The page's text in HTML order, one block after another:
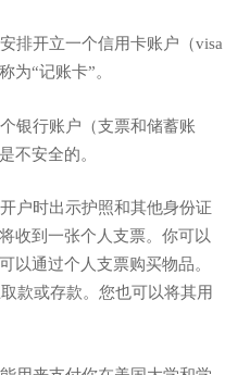
排开立一个信用卡账户（visa
为“记账卡”。
银行账户（支票和储蓄账
不安全的。
户时出示护照和其他身份证
收到一张个人支票。你可以
以通过个人支票购买物品。
款或存款。您也可以将其用